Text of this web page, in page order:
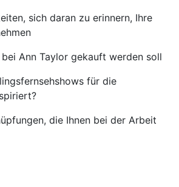
sich daran zu erinnern, Ihre
Ann Taylor gekauft werden soll
für die
die Ihnen bei der Arbeit